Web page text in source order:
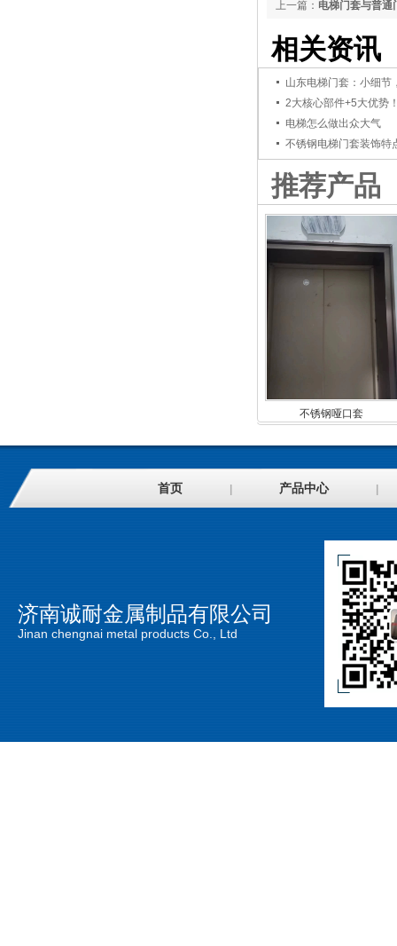
上一篇： 电梯门套与普通
相关资讯
山东电梯门套：小细节
2大核心部件+5大优势
电梯怎么做出众大气
不锈钢电梯门套装饰特
推荐产品
不锈钢哑口套
首页 产品中心
济南诚耐金属制品有限公司
Jinan chengnai metal products Co., Ltd